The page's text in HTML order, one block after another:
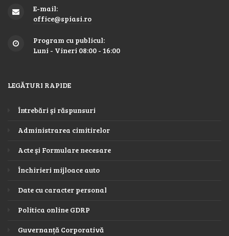
E-mail:
office@spiasi.ro
Program cu publicul:
Luni - Vineri 08:00 - 16:00
LEGĂTURI RAPIDE
Întrebări şi răspunsuri
Administrarea cimitirelor
Acte şi Formulare necesare
Închirieri mijloace auto
Date cu caracter personal
Politica online GDRP
Guvernanță Corporativă